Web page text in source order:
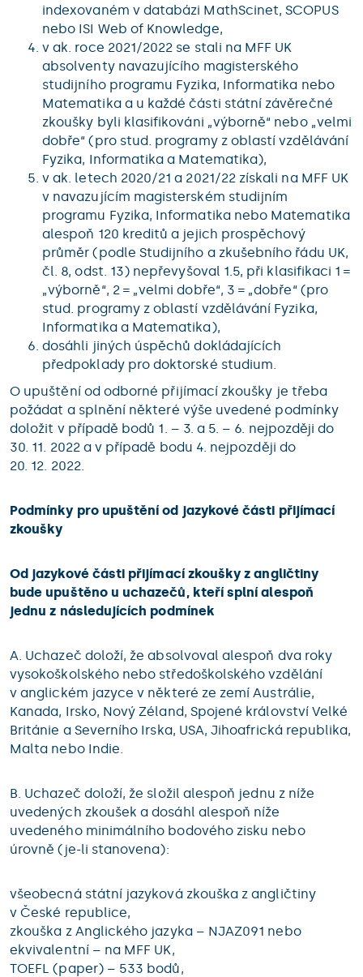
indexovaném v databázi MathScinet, SCOPUS
nebo ISI Web of Knowledge,
v ak. roce 2021/2022 se stali na MFF UK
absolventy navazujícího magisterského
studijního programu Fyzika, Informatika nebo
Matematika a u každé části státní závěrečné
zkoušky byli klasifikováni „výborně“ nebo „velmi
dobře“ (pro stud. programy z oblastí vzdělávání
Fyzika, Informatika a Matematika),
v ak. letech 2020/21 a 2021/22 získali na MFF UK
v navazujícím magisterském studijním
programu Fyzika, Informatika nebo Matematika
alespoň 120 kreditů a jejich prospěchový
průměr (podle Studijního a zkušebního řádu UK,
čl. 8, odst. 13) nepřevyšoval 1.5, při klasifikaci 1 =
„výborně“, 2 = „velmi dobře“, 3 = „dobře“ (pro
stud. programy z oblastí vzdělávání Fyzika,
Informatika a Matematika),
dosáhli jiných úspěchů dokládajících
předpoklady pro doktorské studium.
O upuštění od odborné přijímací zkoušky je třeba
požádat a splnění některé výše uvedené podmínky
doložit v případě bodů 1. – 3. a 5. – 6. nejpozději do
30. 11. 2022 a v případě bodu 4. nejpozději do
20. 12. 2022.
Podmínky pro upuštění od jazykové části přijímací
zkoušky
Od jazykové části přijímací zkoušky z angličtiny
bude upuštěno u uchazečů, kteří splní alespoň
jednu z následujících podmínek
A. Uchazeč doloží, že absolvoval alespoň dva roky
vysokoškolského nebo středoškolského vzdělání
v anglickém jazyce v některé ze zemí Austrálie,
Kanada, Irsko, Nový Zéland, Spojené království Velké
Británie a Severního Irska, USA, Jihoafrická republika,
Malta nebo Indie.
B. Uchazeč doloží, že složil alespoň jednu z níže
uvedených zkoušek a dosáhl alespoň níže
uvedeného minimálního bodového zisku nebo
úrovně (je-li stanovena):
všeobecná státní jazyková zkouška z angličtiny
v České republice,
zkouška z Anglického jazyka – NJAZ091 nebo
ekvivalentní – na MFF UK,
TOEFL (paper) – 533 bodů,